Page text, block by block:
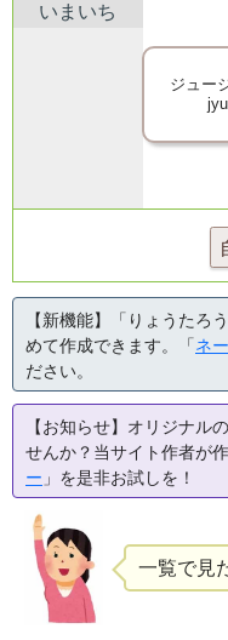
いまいち
ジュー
【新機能】「りょうたろ
めて作成できます。「ネ
ださい。
【お知らせ】オリジナル
せんか？当サイト作者が
ー 」を是非お試しを！
一覧で見